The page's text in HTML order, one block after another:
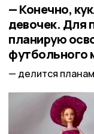
— Конечно,
девочек. Для
планирую
футбольного
делится